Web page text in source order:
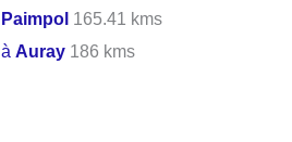
Paimpol 165.41 kms
àAuray 186 kms